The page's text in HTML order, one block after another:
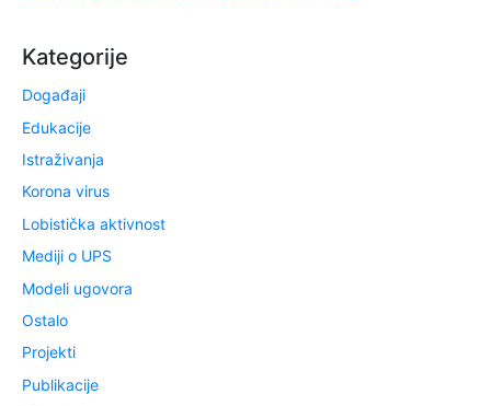
Kategorije
Događaji
Edukacije
Istraživanja
Korona virus
Lobistička aktivnost
Mediji o UPS
Modeli ugovora
Ostalo
Projekti
Publikacije